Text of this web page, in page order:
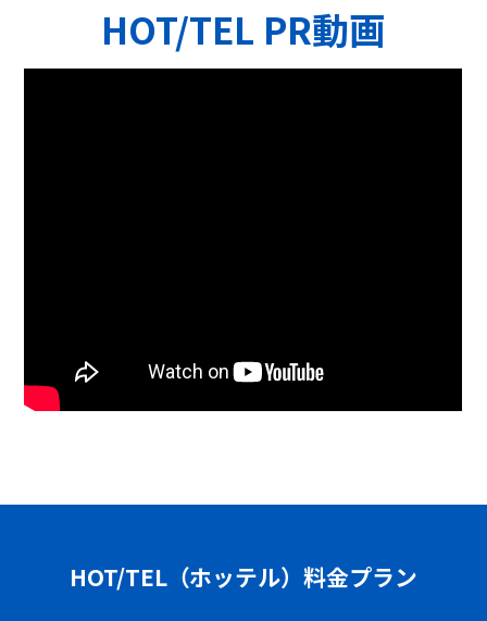
HOT/TEL PR動画
HOT/TEL（ホッテル）料金プラン